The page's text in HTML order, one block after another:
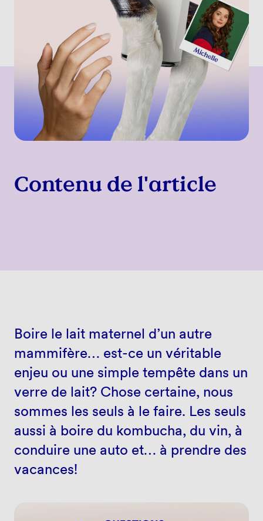
Contenu de l'article
Boire le lait maternel d’un autre
mammifère… est-ce un véritable
enjeu ou une simple tempête dans un
verre de lait? Chose certaine, nous
sommes les seuls à le faire. Les seuls
aussi à boire du kombucha, du vin, à
conduire une auto et… à prendre des
vacances!